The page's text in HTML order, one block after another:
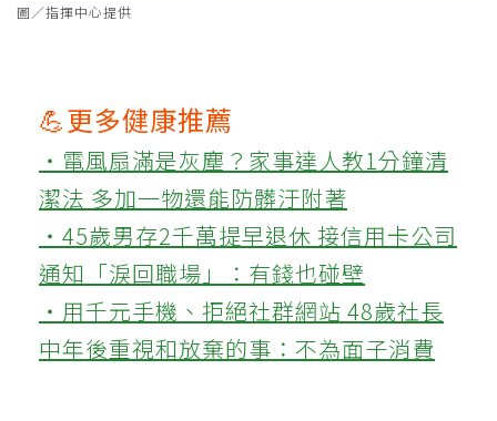
圖／指揮中心提供
💪更多健康推薦
‧電風扇滿是灰塵？家事達人教1分鐘清
潔法 多加一物還能防髒汙附著
‧45歲男存2千萬提早退休 接信用卡公司
通知「淚回職場」：有錢也碰壁
‧用千元手機、拒絕社群網站 48歲社長
中年後重視和放棄的事：不為面子消費